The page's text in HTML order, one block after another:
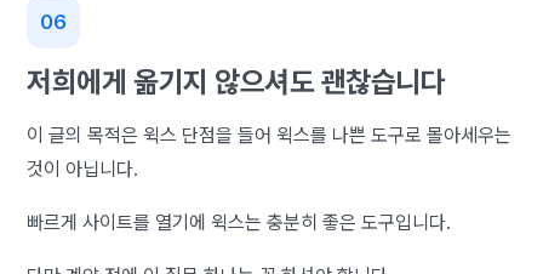
저희에게 옮기지 않으셔도 괜찮습니다
이 글의 목적은 윅스 단점을 들어 윅스를 나쁜 도구로 몰아세우는
것이 아닙니다.
빠르게 사이트를 열기에 윅스는 충분히 좋은 도구입니다.